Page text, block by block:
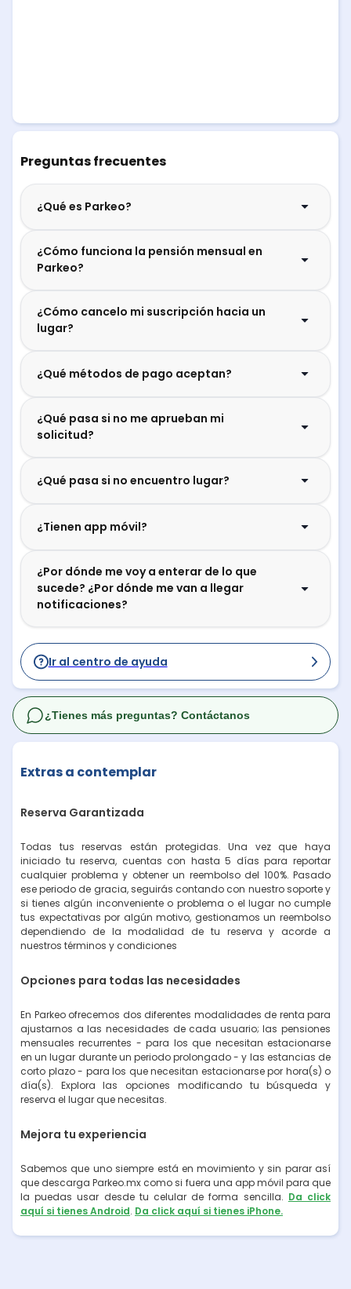
Preguntas frecuentes
¿Qué es Parkeo?
¿Cómo funciona la pensión mensual en
Parkeo?
¿Cómo cancelo mi suscripción hacia un
lugar?
¿Qué métodos de pago aceptan?
¿Qué pasa si no me aprueban mi
solicitud?
¿Qué pasa si no encuentro lugar?
¿Tienen app móvil?
¿Por dónde me voy a enterar de lo que
sucede? ¿Por dónde me van a llegar
notificaciones?
Ir al centro de ayuda
Extras a contemplar
Reserva Garantizada
Todas tus reservas están protegidas. Una vez que haya
iniciado tu reserva, cuentas con hasta 5 días para reportar
cualquier problema y obtener un reembolso del 100%. Pasado
ese periodo de gracia, seguirás contando con nuestro soporte y
si tienes algún inconveniente o problema o el lugar no cumple
tus expectativas por algún motivo, gestionamos un reembolso
dependiendo de la modalidad de tu reserva y acorde a
nuestros términos y condiciones
Opciones para todas las necesidades
En Parkeo ofrecemos dos diferentes modalidades de renta para
ajustarnos a las necesidades de cada usuario; las pensiones
mensuales recurrentes - para los que necesitan estacionarse
en un lugar durante un periodo prolongado - y las estancias de
corto plazo - para los que necesitan estacionarse por hora(s) o
día(s). Explora las opciones modificando tu búsqueda y
reserva el lugar que necesitas.
Mejora tu experiencia
Sabemos que uno siempre está en movimiento y sin parar así
que descarga Parkeo.mx como si fuera una app móvil para que
la puedas usar desde tu celular de forma sencilla. Da click
aquí si tienes Android. Da click aquí si tienes iPhone.
¿Tienes más preguntas? Contáctanos